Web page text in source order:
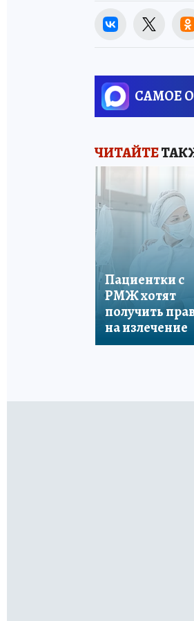
САМОЕ
ЧИТАЙТЕ
Пациентки с
РМЖ хотят
получить
на излечение